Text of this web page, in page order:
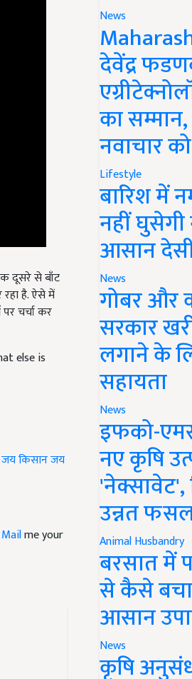
दूसरे से बाँट
है. ऐसे में
चर्चा कर
else is
जय किसान जय
Mailme your
News
देवेंद्र
का
नवाचार
Lifestyle
बारिश में
नहीं
आसान देसी
News
गोबर और
सरकार
लगाने के
सहायता
News
इफको-
नए कृषि
'नेक्सावेट',
उन्नत
Animal Husbandry
बरसात में
से कैसे
आसान
News
कृषि